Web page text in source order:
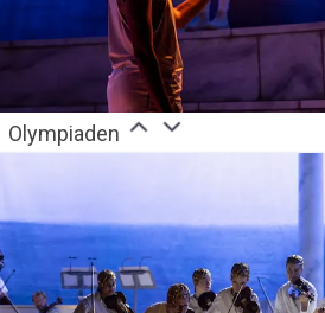
Olympiaden